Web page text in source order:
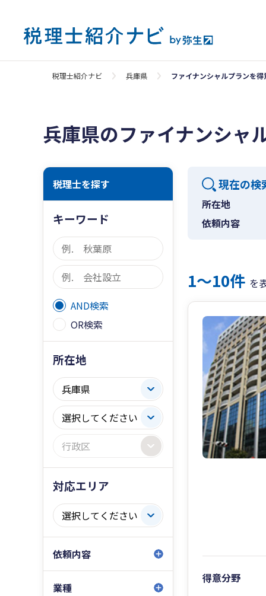
税理士紹介ナビ 兵庫県 ファイナンシャルプランを
兵庫県のファイナンシャ
税理士を探す
キーワード
AND検索
OR検索
所在地
対応エリア
依頼内容
業種
現在の検
所在地
依頼内容
1〜10件 を
得意分野